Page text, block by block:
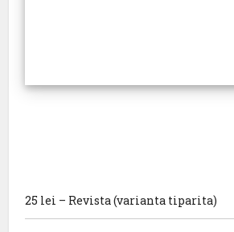
25 lei – Revista (varianta tiparita)